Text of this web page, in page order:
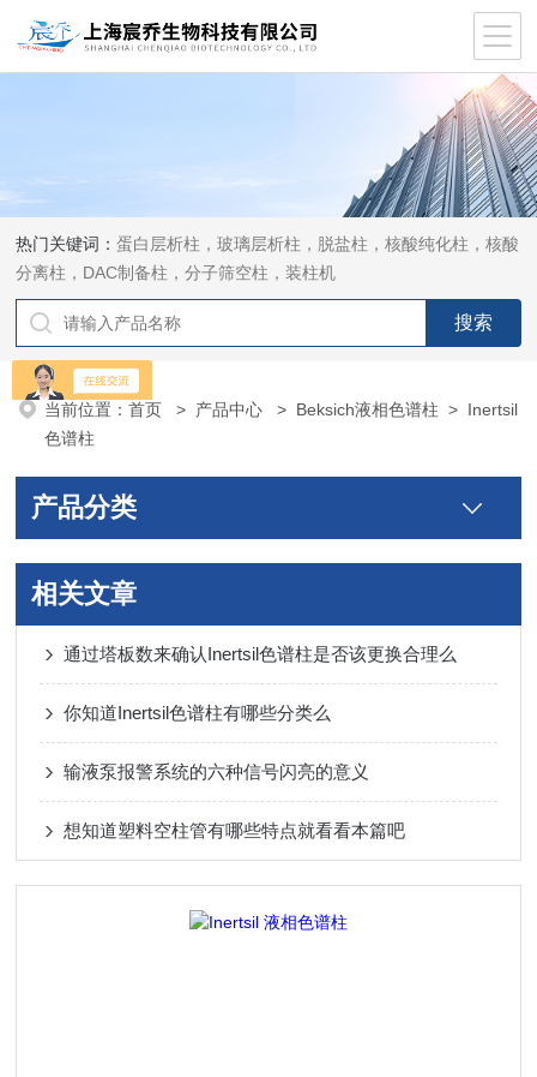
热门关键词：蛋白层析柱，玻璃层析柱，脱盐柱，核酸纯化柱，核酸
分离柱，DAC制备柱，分子筛空柱，装柱机
当前位置：首页 > 产品中心 > Beksich液相色谱柱 > Inertsil
色谱柱
产品分类
相关文章
通过塔板数来确认Inertsil色谱柱是否该更换合理么
你知道Inertsil色谱柱有哪些分类么
输液泵报警系统的六种信号闪亮的意义
想知道塑料空柱管有哪些特点就看看本篇吧